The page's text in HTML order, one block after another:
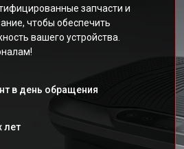
запчасти и
чтобы обеспечить
вашего устройства.
в день обращения
лет